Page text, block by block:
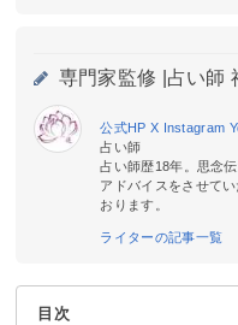
専門家監修 | 占い師
公式HP X Instagram
占い師
占い師歴18年。思念
アドバイスをさせて
おります。
ライターの記事一覧
目次